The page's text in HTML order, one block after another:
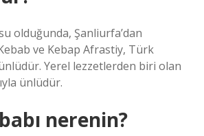
olduğunda, Şanliurfa’dan
ve Kebap Afrastiy, Türk
Yerel lezzetlerden biri olan
ünlüdür.
nerenin?